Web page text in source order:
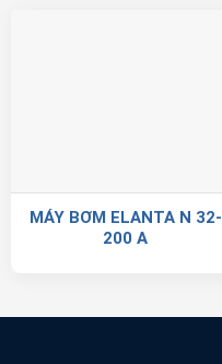
MÁY BƠM ELANTA N 32-
200 A